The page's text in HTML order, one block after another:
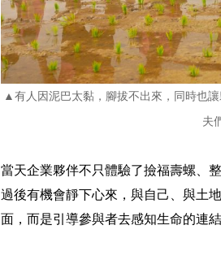
▲有人因泥巴太黏，腳拔不出來，同時也
夫
當天企業夥伴不只體驗了撿福壽螺、
過後有機會靜下心來，與自己、與土
面，而是引導參與者去感知生命的連